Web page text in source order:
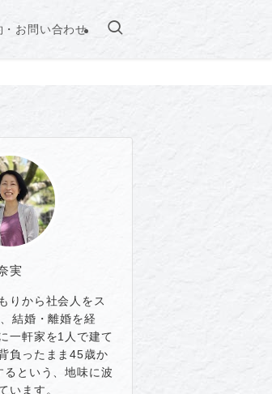
・お問い合わせ
実
りから社会人をス
結婚・離婚を経
一軒家を1人で建て
負ったまま45歳か
るという、地味に波
います。